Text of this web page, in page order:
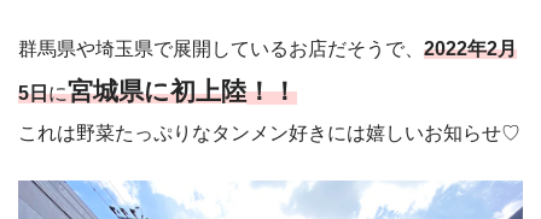
群馬県や埼玉県で展開しているお店だそうで、 2022年2月
5日に宮城県に初上陸！！
これは野菜たっぷりなタンメン好きには嬉しいお知らせ♡